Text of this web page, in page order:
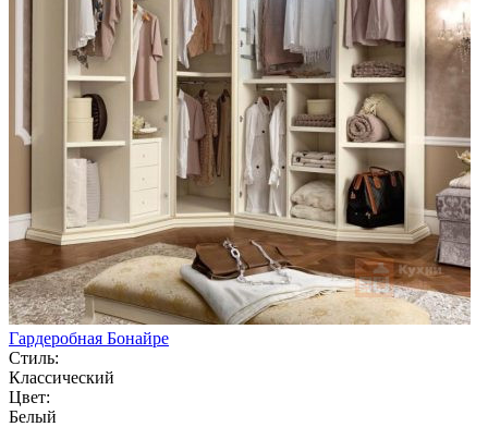
Гардеробная Бонайре
Стиль:
Классический
Цвет:
Белый